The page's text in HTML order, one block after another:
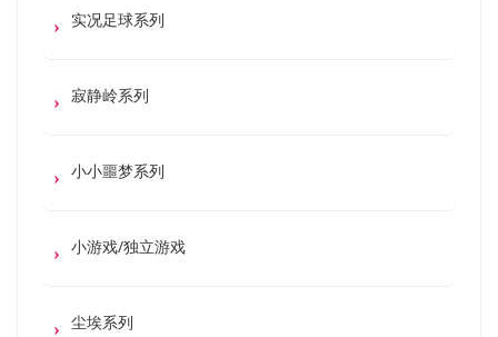
实况足球系列
寂静岭系列
小小噩梦系列
小游戏/独立游戏
尘埃系列